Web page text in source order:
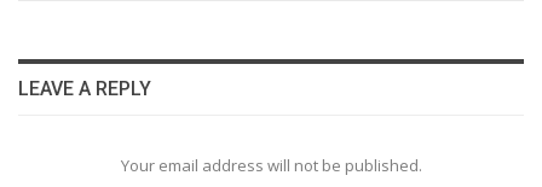
LEAVE A REPLY
Your email address will not be published.